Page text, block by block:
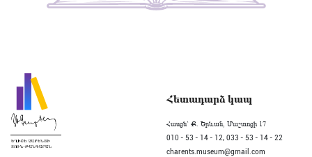
Հետադարձ կապ
Հասցե` Ք. Երևան, Մաշտոցի 17
010 - 53 - 14 - 12, 033 - 53 - 14 - 22
charents.museum@gmail.com